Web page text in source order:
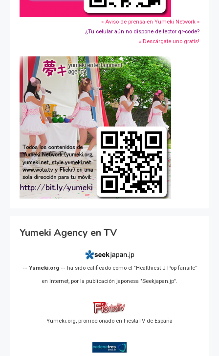
» Aviso de prensa en Yumeki Network »
¿Tu celular aún no dispone de lector qr-code?
» Descárgate uno gratis!
Yumeki Agency en TV
-- Yumeki.org -- ha sido calificado como el "Healthiest J-Pop fansite"
en Internet, por la publicación japonesa "Seekjapan.jp".
Yumeki.org, promocionado en FiestaTV de España